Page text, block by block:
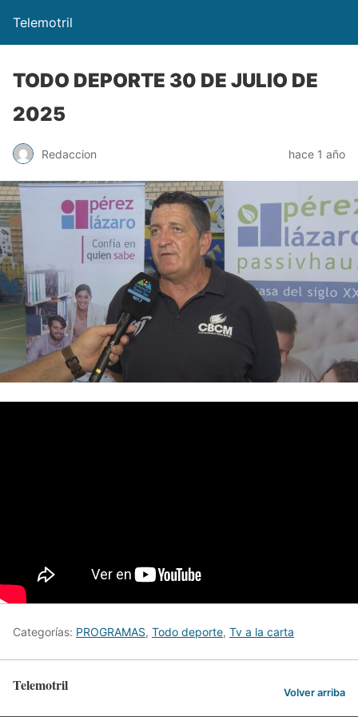
Telemotril
TODO DEPORTE 30 DE JULIO DE
2025
Redaccion hace 1 año
Categorías: PROGRAMAS, Todo deporte, Tv a la carta
Telemotril Volver arriba